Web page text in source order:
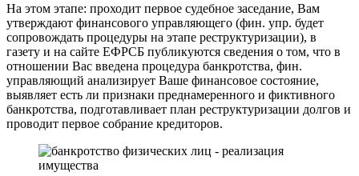
На этом этапе: проходит первое судебное заседание, Вам
утверждают финансового управляющего (фин. упр. будет
сопровождать процедуры на этапе реструктуризации), в
газету и на сайте ЕФРСБ публикуются сведения о том, что в
отношении Вас введена процедура банкротства, фин.
управляющий анализирует Ваше финансовое состояние,
выявляет есть ли признаки преднамеренного и фиктивного
банкротства, подготавливает план реструктуризации долгов и
проводит первое собрание кредиторов.